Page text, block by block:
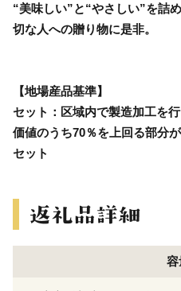
“美味しい”と“やさしい”を詰
切な人への贈り物に是非。
【地場産品基準】
セット：区域内で製造加工を
価値のうち70％を上回る部分
セット
容